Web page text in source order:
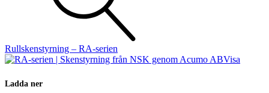
Servodrifter Roterande ställdon
Rullskenstyrning – RA-serien
Visa
Ladda ner